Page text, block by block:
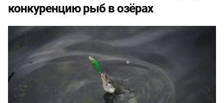
конкуренцию рыб в озёрах